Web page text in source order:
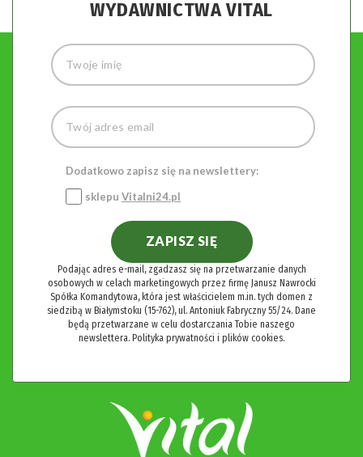
WYDAWNICTWA VITAL
Dodatkowo zapisz się na newslettery:
sklepu Vitalni24.pl
ZAPISZ SIĘ
Podając adres e-mail, zgadzasz się na przetwarzanie danych
osobowych w celach marketingowych przez firmę Janusz Nawrocki
Spółka Komandytowa, która jest właścicielem m.in. tych domen z
siedzibą w Białymstoku (15-762), ul. Antoniuk Fabryczny 55/24. Dane
będą przetwarzane w celu dostarczania Tobie naszego
newslettera. Polityka prywatności i plików cookies.